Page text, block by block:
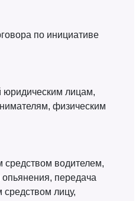
по инициативе
юридическим лицам,
физическим
средством водителем,
передача
лицу,